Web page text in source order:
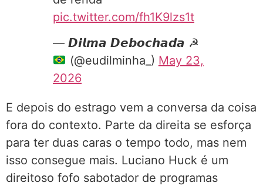
pic.twitter.com/fh1K9lzs1t
— 𝘿𝙞𝙡𝙢𝙖 𝘿𝙚𝙗𝙤𝙘𝙝𝙖𝙙𝙖 ☭
(@eudilminha_) May 23,
2026
E depois do estrago vem a conversa da coisa
fora do contexto. Parte da direita se esforça
para ter duas caras o tempo todo, mas nem
isso consegue mais. Luciano Huck é um
direitoso fofo sabotador de programas